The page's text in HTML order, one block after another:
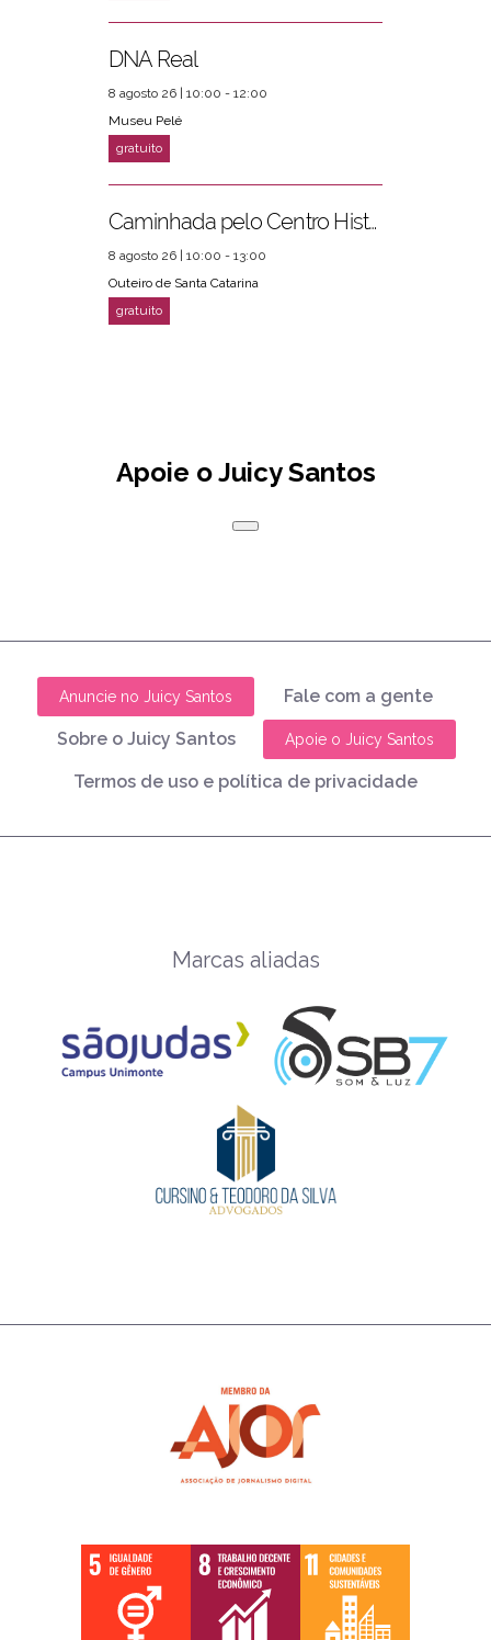
DNA Real
8 agosto 26 | 10:00 - 12:00
Museu Pelé
Caminhada pelo Centro Histórico
8 agosto 26 | 10:00 - 13:00
Outeiro de Santa Catarina
Apoie o Juicy Santos
Anuncie no Juicy Santos Fale com a gente
Sobre o Juicy Santos Apoie o Juicy Santos
Termos de uso e política de privacidade
Marcas aliadas